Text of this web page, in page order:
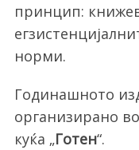
принцип:
норми.
Годинашното
организирано
куќа „Готен“.